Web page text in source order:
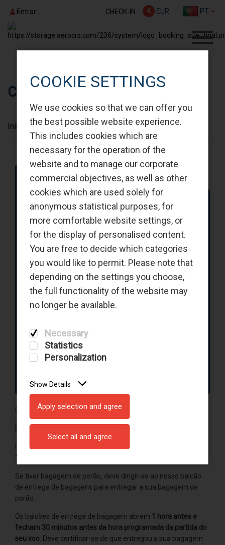
Entrar CHECK-IN € EUR PT
COOKIE SETTINGS
We use cookies so that we can offer you
the best possible website experience.
This includes cookies which are
necessary for the operation of the
website and to manage our corporate
commercial objectives, as well as other
cookies which are used solely for
anonymous statistical purposes, for
more comfortable website settings, or
for the display of personalised content.
You are free to decide which categories
you would like to permit. Please note that
depending on the settings you choose,
the full functionality of the website may
no longer be available.
Necessary
Statistics
Personalization
Show Details
Apply selection and agree
Select all and agree
CHECK-IN
Início CHECK-IN
Ida e Volta
De
Nº DE PASSAGEIROS
Clique nesta ligação para realizar o seu Check-In Online
Pode fazer o seu check in online a partir de 48 horas e até
1:30 min antes da saída programada do voo.
Se tiver bagagem de porão‚ deve dirigir-se ao nosso balcão
de entrega de bagagens para entregar a sua bagagem de
porão.
Os balcões de entrega de bagagem abrem 1 hora antes e
fecham 30 minutos antes da hora programada da partida do
seu voo. Deve certificar-se de que entregou a sua bagagem